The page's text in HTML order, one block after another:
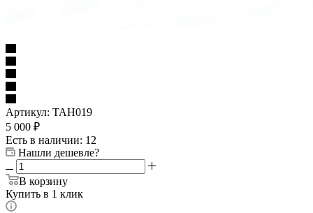
Артикул: TAH019
5 000 ₽
Есть в наличии: 12
Нашли дешевле?
В корзину
Купить в 1 клик